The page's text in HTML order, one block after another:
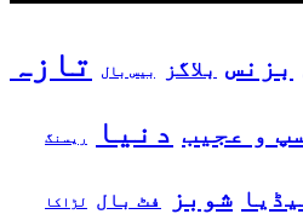
بزنس بلاگز بیس بال
تازہ
و عجیب دنیا ریسنگ
شوبز فٹ بال لڑاکا